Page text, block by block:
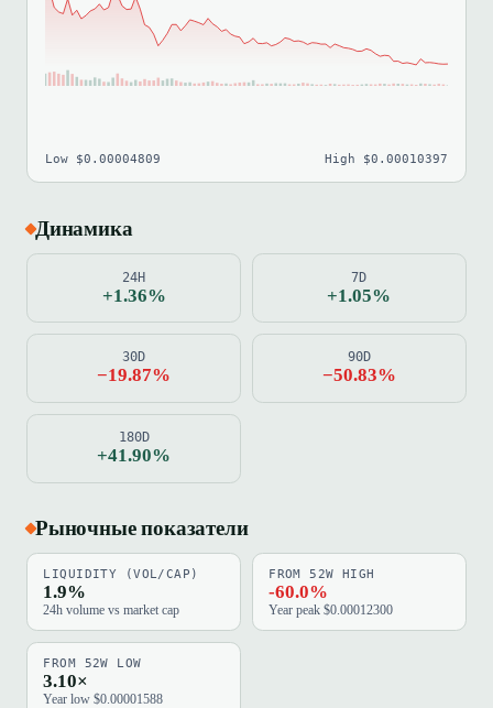
Low $0.00004809 High $0.00010397
Динамика
24H
+1.36%
7D
+1.05%
30D
−19.87%
90D
−50.83%
180D
+41.90%
Рыночные показатели
LIQUIDITY (VOL/CAP)
1.9%
24h volume vs market cap
FROM 52W HIGH
-60.0%
Year peak $0.00012300
FROM 52W LOW
3.10×
Year low $0.00001588